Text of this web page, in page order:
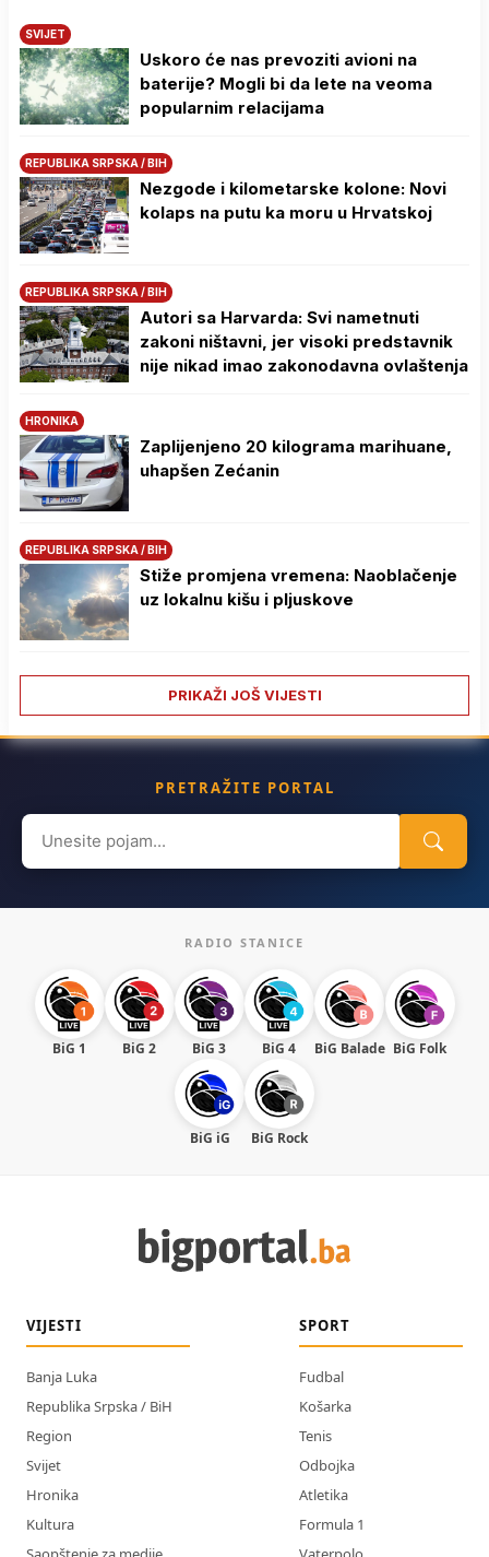
SVIJET
Uskoro će nas prevoziti avioni na
baterije? Mogli bi da lete na veoma
popularnim relacijama
REPUBLIKA SRPSKA / BIH
Nezgode i kilometarske kolone: Novi
kolaps na putu ka moru u Hrvatskoj
REPUBLIKA SRPSKA / BIH
Autori sa Harvarda: Svi nametnuti
zakoni ništavni, jer visoki predstavnik
nije nikad imao zakonodavna ovlaštenja
HRONIKA
Zaplijenjeno 20 kilograma marihuane,
uhapšen Zećanin
REPUBLIKA SRPSKA / BIH
Stiže promjena vremena: Naoblačenje
uz lokalnu kišu i pljuskove
PRIKAŽI JOŠ VIJESTI
PRETRAŽITE PORTAL
Search
for:
RADIO STANICE
BiG 1 BiG 2 BiG 3 BiG 4 BiG Balade BiG Folk
BiG iG BiG Rock
VIJESTI
Banja Luka
Republika Srpska / BiH
Region
Svijet
Hronika
Kultura
SPORT
Fudbal
Košarka
Tenis
Odbojka
Atletika
Formula 1